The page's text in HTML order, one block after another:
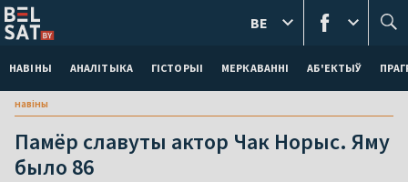
НАВІНЫ АНАЛІТЫКА ГІСТОРЫІ МЕРКАВАННI АБ'ЕКТЫЎ
BE
навіны
Памёр славуты актор Чак Норыс. Яму
было 86